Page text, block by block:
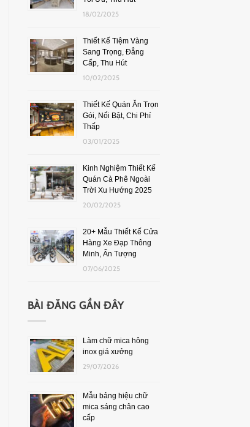
18/02/2025
Thiết Kế Tiệm Vàng
Sang Trọng, Đẳng
Cấp, Thu Hút
10/02/2025
Thiết Kế Quán Ăn Trọn
Gói, Nổi Bật, Chi Phí
Thấp
03/01/2025
Kinh Nghiệm Thiết Kế
Quán Cà Phê Ngoài
Trời Xu Hướng 2025
20/02/2025
20+ Mẫu Thiết Kế Cửa
Hàng Xe Đạp Thông
Minh, Ấn Tượng
07/06/2025
BÀI ĐĂNG GẦN ĐÂY
Làm chữ mica hông
inox giá xưởng
29/07/2026
Mẫu bảng hiệu chữ
mica sáng chân cao
cấp